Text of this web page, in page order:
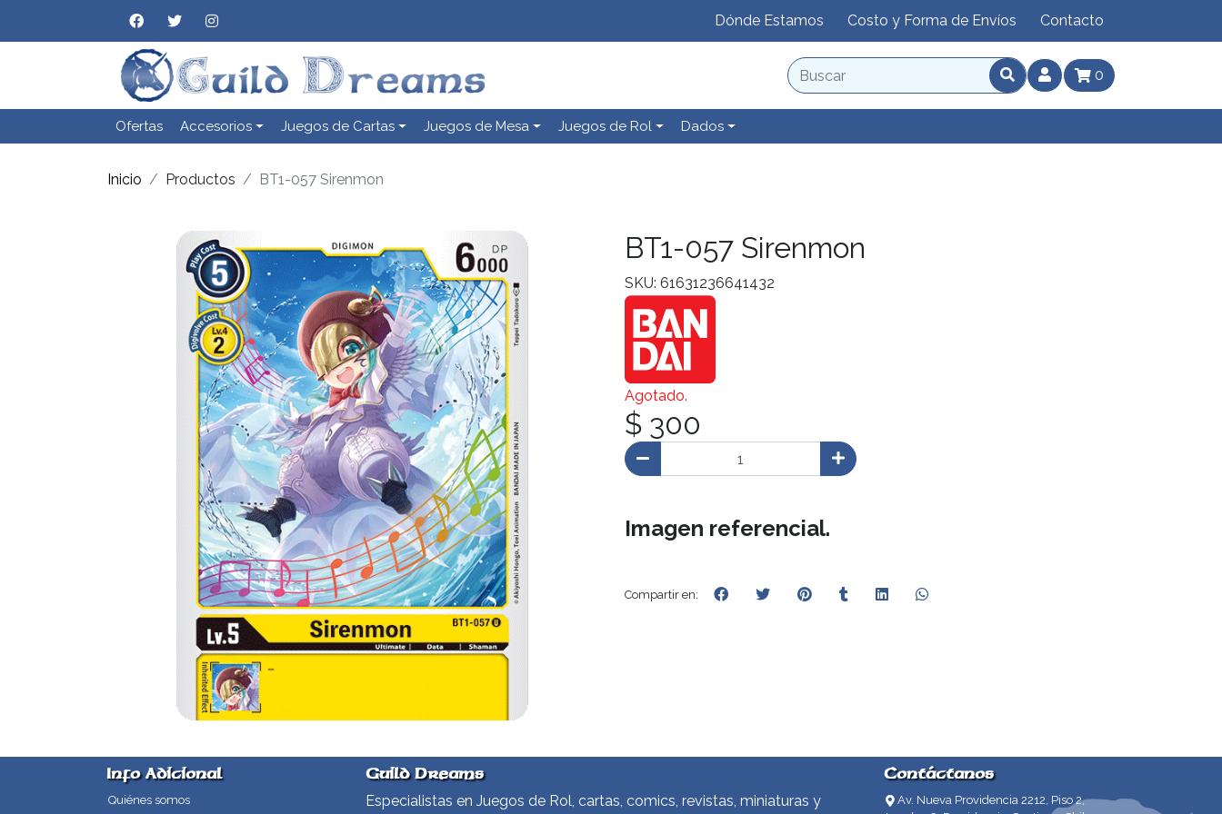
Dónde Estamos Costo y Forma de Envíos Contacto
0
Ofertas Accesorios Juegos de Cartas Juegos de Mesa Juegos de Rol Dados
Inicio Productos BT1-057 Sirenmon
BT1-057 Sirenmon
SKU: 61631236641432
Agotado.
$ 300
Imagen referencial.
Compartir en:
Info Adicional
Quiénes somos
Guild Dreams
Especialistas en Juegos de Rol, cartas, comics, revistas, miniaturas y
Contáctanos
Av. Nueva Providencia 2212, Piso 2,